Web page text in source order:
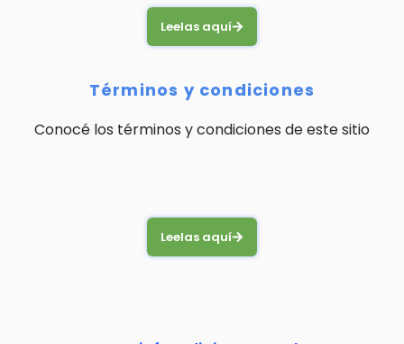
Leelas aquí
Términos y condiciones
Conocé los términos y condiciones de este sitio
Leelas aquí